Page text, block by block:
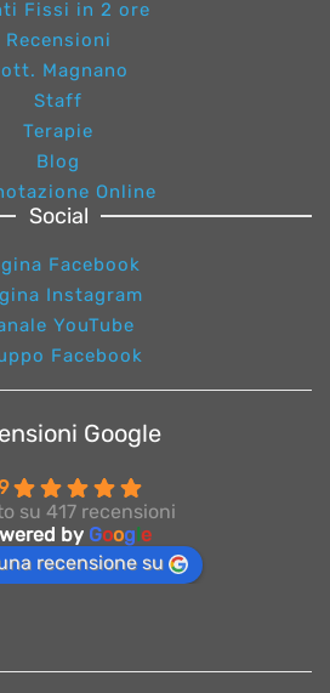
Fissi in 2 ore
Recensioni
Magnano
Staff
Terapie
Blog
Online
Social
Facebook
Instagram
YouTube
Facebook
Google
su 417 recensioni
by Google
recensione su